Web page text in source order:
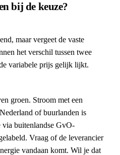
bij de keuze?
maar vergeet de vaste
het verschil tussen twee
variabele prijs gelijk lijkt.
groen. Stroom met een
of buurlanden is
via buitenlandse GvO-
Vraag of de leverancier
vandaan komt. Wil je dat